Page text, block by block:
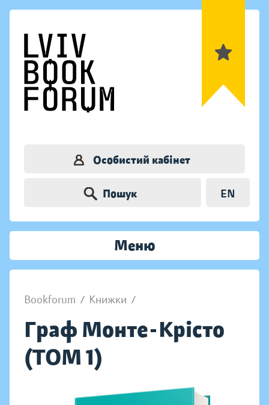
Особистий кабінет
Пошук EN
Меню
Bookforum / Книжки /
Граф Монте-Крісто
(ТОМ 1)